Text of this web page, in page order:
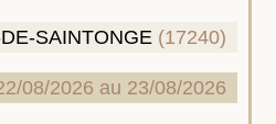
SAINTONGE (17240)
08/2026 au 23/08/2026